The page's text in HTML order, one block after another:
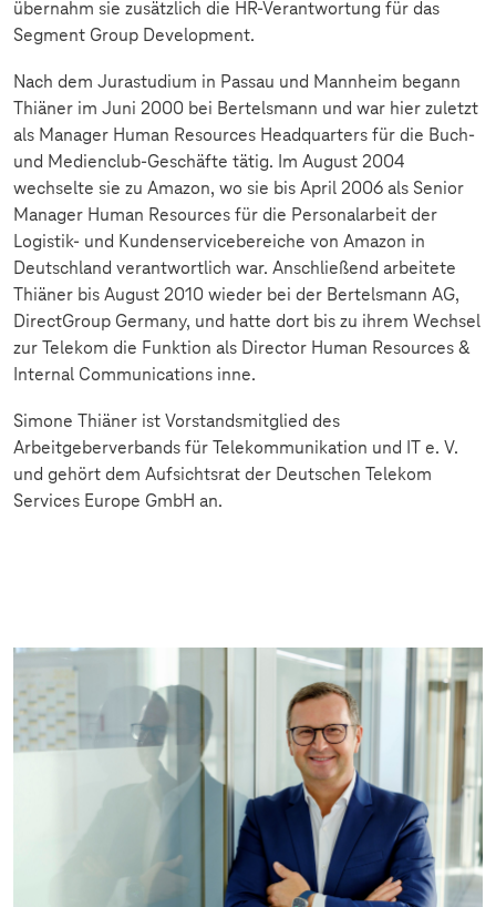
übernahm sie zusätzlich die HR-Verantwortung für das
Segment Group Development.
Nach dem Jurastudium in Passau und Mannheim begann
Thiäner im Juni 2000 bei Bertelsmann und war hier zuletzt
als Manager Human Resources Headquarters für die Buch-
und Medienclub-Geschäfte tätig. Im August 2004
wechselte sie zu Amazon, wo sie bis April 2006 als Senior
Manager Human Resources für die Personalarbeit der
Logistik- und Kundenservicebereiche von Amazon in
Deutschland verantwortlich war. Anschließend arbeitete
Thiäner bis August 2010 wieder bei der Bertelsmann AG,
DirectGroup Germany, und hatte dort bis zu ihrem Wechsel
zur Telekom die Funktion als Director Human Resources &
Internal Communications inne.
Simone Thiäner ist Vorstandsmitglied des
Arbeitgeberverbands für Telekommunikation und IT e. V.
und gehört dem Aufsichtsrat der Deutschen Telekom
Services Europe GmbH an.